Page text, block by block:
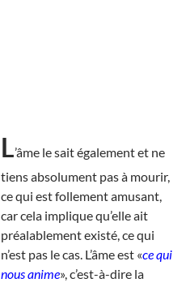
L’âme le sait également et ne
tiens absolument pas à mourir,
ce qui est follement amusant,
car cela implique qu’elle ait
préalablement existé, ce qui
n’est pas le cas. L’âme est «ce qui
nous anime», c’est-à-dire la